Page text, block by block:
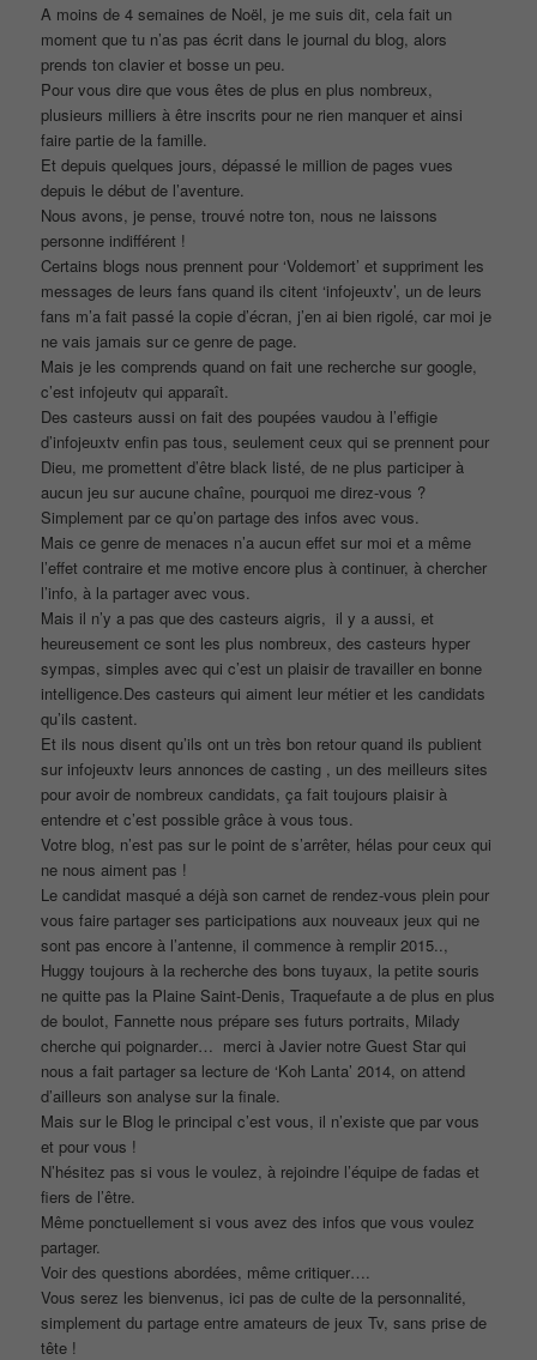
A moins de 4 semaines de Noël, je me suis dit, cela fait un
moment que tu n’as pas écrit dans le journal du blog, alors
prends ton clavier et bosse un peu.
Pour vous dire que vous êtes de plus en plus nombreux,
plusieurs milliers à être inscrits pour ne rien manquer et ainsi
faire partie de la famille.
Et depuis quelques jours, dépassé le million de pages vues
depuis le début de l’aventure.
Nous avons, je pense, trouvé notre ton, nous ne laissons
personne indifférent !
Certains blogs nous prennent pour ‘Voldemort’ et suppriment les
messages de leurs fans quand ils citent ‘infojeuxtv’, un de leurs
fans m’a fait passé la copie d’écran, j’en ai bien rigolé, car moi je
ne vais jamais sur ce genre de page.
Mais je les comprends quand on fait une recherche sur google,
c’est infojeutv qui apparaît.
Des casteurs aussi on fait des poupées vaudou à l’effigie
d’infojeuxtv enfin pas tous, seulement ceux qui se prennent pour
Dieu, me promettent d’être black listé, de ne plus participer à
aucun jeu sur aucune chaîne, pourquoi me direz-vous ?
Simplement par ce qu’on partage des infos avec vous.
Mais ce genre de menaces n’a aucun effet sur moi et a même
l’effet contraire et me motive encore plus à continuer, à chercher
l’info, à la partager avec vous.
Mais il n’y a pas que des casteurs aigris, il y a aussi, et
heureusement ce sont les plus nombreux, des casteurs hyper
sympas, simples avec qui c’est un plaisir de travailler en bonne
intelligence.Des casteurs qui aiment leur métier et les candidats
qu’ils castent.
Et ils nous disent qu’ils ont un très bon retour quand ils publient
sur infojeuxtv leurs annonces de casting , un des meilleurs sites
pour avoir de nombreux candidats, ça fait toujours plaisir à
entendre et c’est possible grâce à vous tous.
Votre blog, n’est pas sur le point de s’arrêter, hélas pour ceux qui
ne nous aiment pas !
Le candidat masqué a déjà son carnet de rendez-vous plein pour
vous faire partager ses participations aux nouveaux jeux qui ne
sont pas encore à l’antenne, il commence à remplir 2015..,
Huggy toujours à la recherche des bons tuyaux, la petite souris
ne quitte pas la Plaine Saint-Denis, Traquefaute a de plus en plus
de boulot, Fannette nous prépare ses futurs portraits, Milady
cherche qui poignarder… merci à Javier notre Guest Star qui
nous a fait partager sa lecture de ‘Koh Lanta’ 2014, on attend
d’ailleurs son analyse sur la finale.
Mais sur le Blog le principal c’est vous, il n’existe que par vous
et pour vous !
N’hésitez pas si vous le voulez, à rejoindre l’équipe de fadas et
fiers de l’être.
Même ponctuellement si vous avez des infos que vous voulez
partager.
Voir des questions abordées, même critiquer….
Vous serez les bienvenus, ici pas de culte de la personnalité,
simplement du partage entre amateurs de jeux Tv, sans prise de
tête !